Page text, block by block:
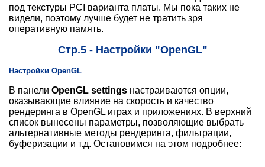
под текстуры PCI варианта платы. Мы пока таких не
видели, поэтому лучше будет не тратить зря
оперативную память.
Стр.5 - Настройки "OpenGL"
Настройки OpenGL
В панели OpenGL settings настраиваются опции,
оказывающие влияние на скорость и качество
рендеринга в OpenGL играх и приложениях. В верхний
список вынесены параметры, позволяющие выбрать
альтернативные методы рендеринга, фильтрации,
буферизации и т.д. Остановимся на этом подробнее: